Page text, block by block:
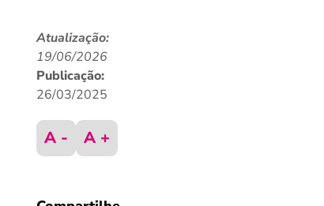
Atualização:
19/06/2026
Publicação:
26/03/2025
A - A +